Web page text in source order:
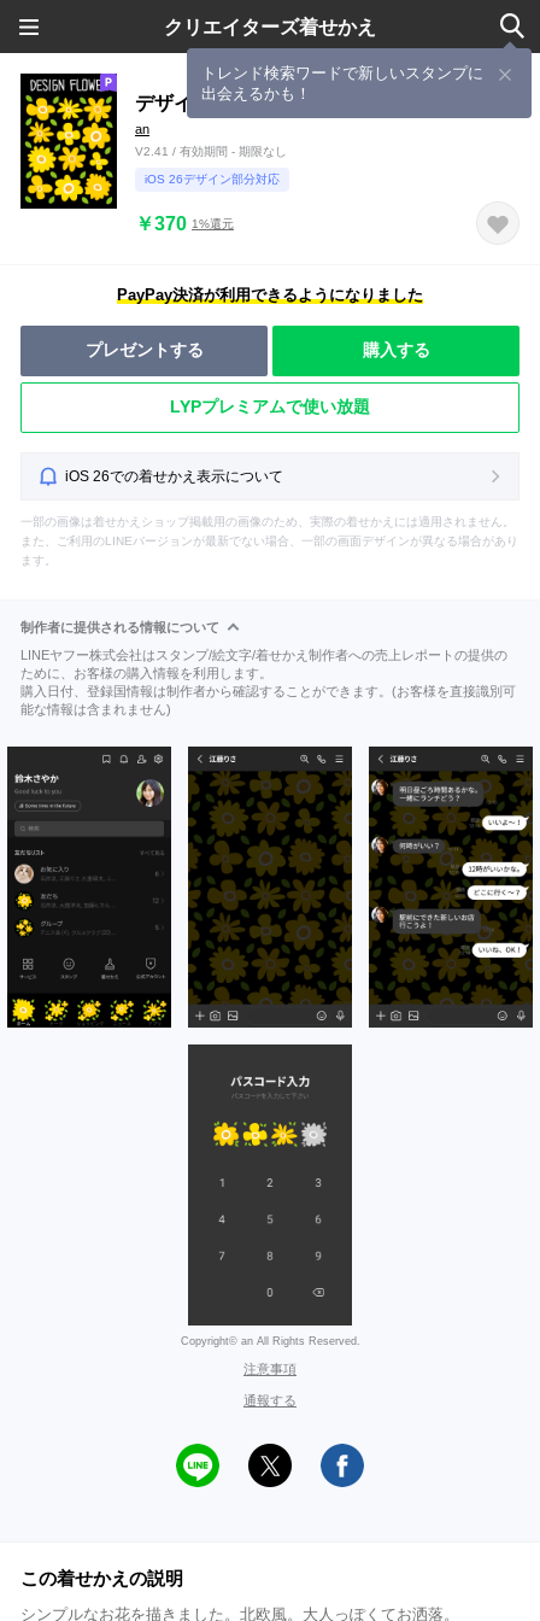
クリエイターズ着せかえ
トレンド検索ワードで新しいスタンプに
出会えるかも！
デザインフラワー 32
an
V2.41 / 有効期間 - 期限なし
iOS 26デザイン部分対応
￥370 1%還元
PayPay決済が利用できるようになりました
プレゼントする 購入する
LYPプレミアムで使い放題
iOS 26での着せかえ表示について
一部の画像は着せかえショップ掲載用の画像のため、実際の着せかえには適用されません。
また、ご利用のLINEバージョンが最新でない場合、一部の画面デザインが異なる場合があり
ます。
制作者に提供される情報について
LINEヤフー株式会社はスタンプ/絵文字/着せかえ制作者への売上レポートの提供の
ために、お客様の購入情報を利用します。
購入日付、登録国情報は制作者から確認することができます。(お客様を直接識別可
能な情報は含まれません)
Copyright© an All Rights Reserved.
注意事項
通報する
この着せかえの説明
シンプルなお花を描きました。北欧風。大人っぽくてお洒落。